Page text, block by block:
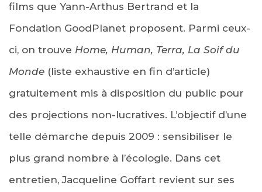
films que Yann-Arthus Bertrand et la
Fondation GoodPlanet proposent. Parmi ceux-
ci, on trouve Home, Human, Terra, La Soif du
Monde (liste exhaustive en fin d’article)
gratuitement mis à disposition du public pour
des projections non-lucratives. L’objectif d’une
telle démarche depuis 2009 : sensibiliser le
plus grand nombre à l’écologie. Dans cet
entretien, Jacqueline Goffart revient sur ses